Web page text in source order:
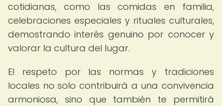
cotidianas, como las comidas en familia,
celebraciones especiales y rituales culturales,
demostrando interés genuino por conocer y
valorar la cultura del lugar.
El respeto por las normas y tradiciones
locales no solo contribuirá a una convivencia
armoniosa, sino que también te permitirá